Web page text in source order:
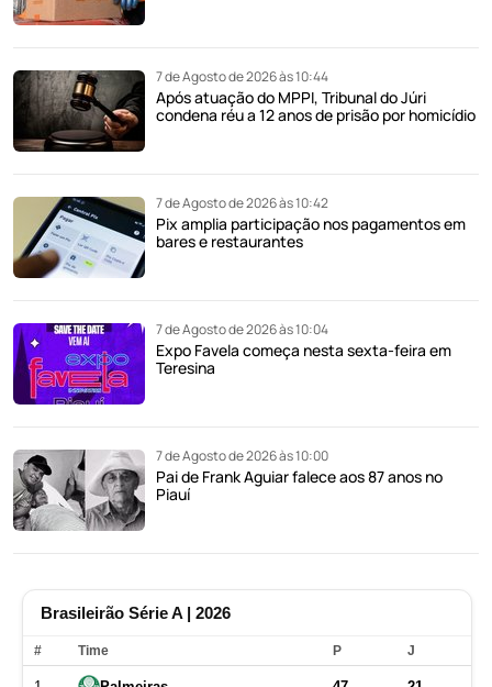
7 de Agosto de 2026 às 10:44
Após atuação do MPPI, Tribunal do Júri
condena réu a 12 anos de prisão por homicídio
7 de Agosto de 2026 às 10:42
Pix amplia participação nos pagamentos em
bares e restaurantes
7 de Agosto de 2026 às 10:04
Expo Favela começa nesta sexta-feira em
Teresina
7 de Agosto de 2026 às 10:00
Pai de Frank Aguiar falece aos 87 anos no
Piauí